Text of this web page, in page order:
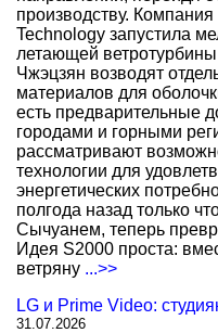
производству.
Technology запустила
летающей
Чжэцзян возводят
материалов для
есть предварительные
городами и горными
рассматривают
технологии для
энергетических
полгода назад только
Сычуанем, теперь
Идея S2000 проста:
ветряну ...>>
LG и Prime Video:
31.07.2026